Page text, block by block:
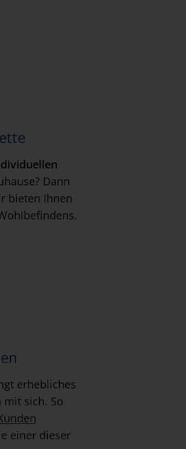
Dann
bieten Ihnen
erhebliches
mit sich. So
einer dieser